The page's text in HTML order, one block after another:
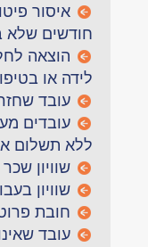
חודשים שלא
הוצאה
לידה או
עובד
ללא תשלום
שוויון שכר
שוויון
חובת
עובד